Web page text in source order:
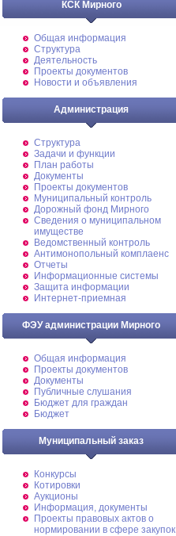
КСК Мирного
Общая информация
Структура
Деятельность
Проекты документов
Новости и объявления
Администрация
Структура
Задачи и функции
План работы
Документы
Проекты документов
Муниципальный контроль
Дорожный фонд Мирного
Cведения о муниципальном
имуществе
Ведомственный контроль
Антимонопольный комплаенс
Отчеты
Информационные системы
Защита информации
Интернет-приемная
ФЭУ администрации Мирного
Общая информация
Проекты документов
Документы
Публичные слушания
Бюджет для граждан
Бюджет
Муниципальный заказ
Конкурсы
Котировки
Аукционы
Информация, документы
Проекты правовых актов о
нормировании в сфере закупок